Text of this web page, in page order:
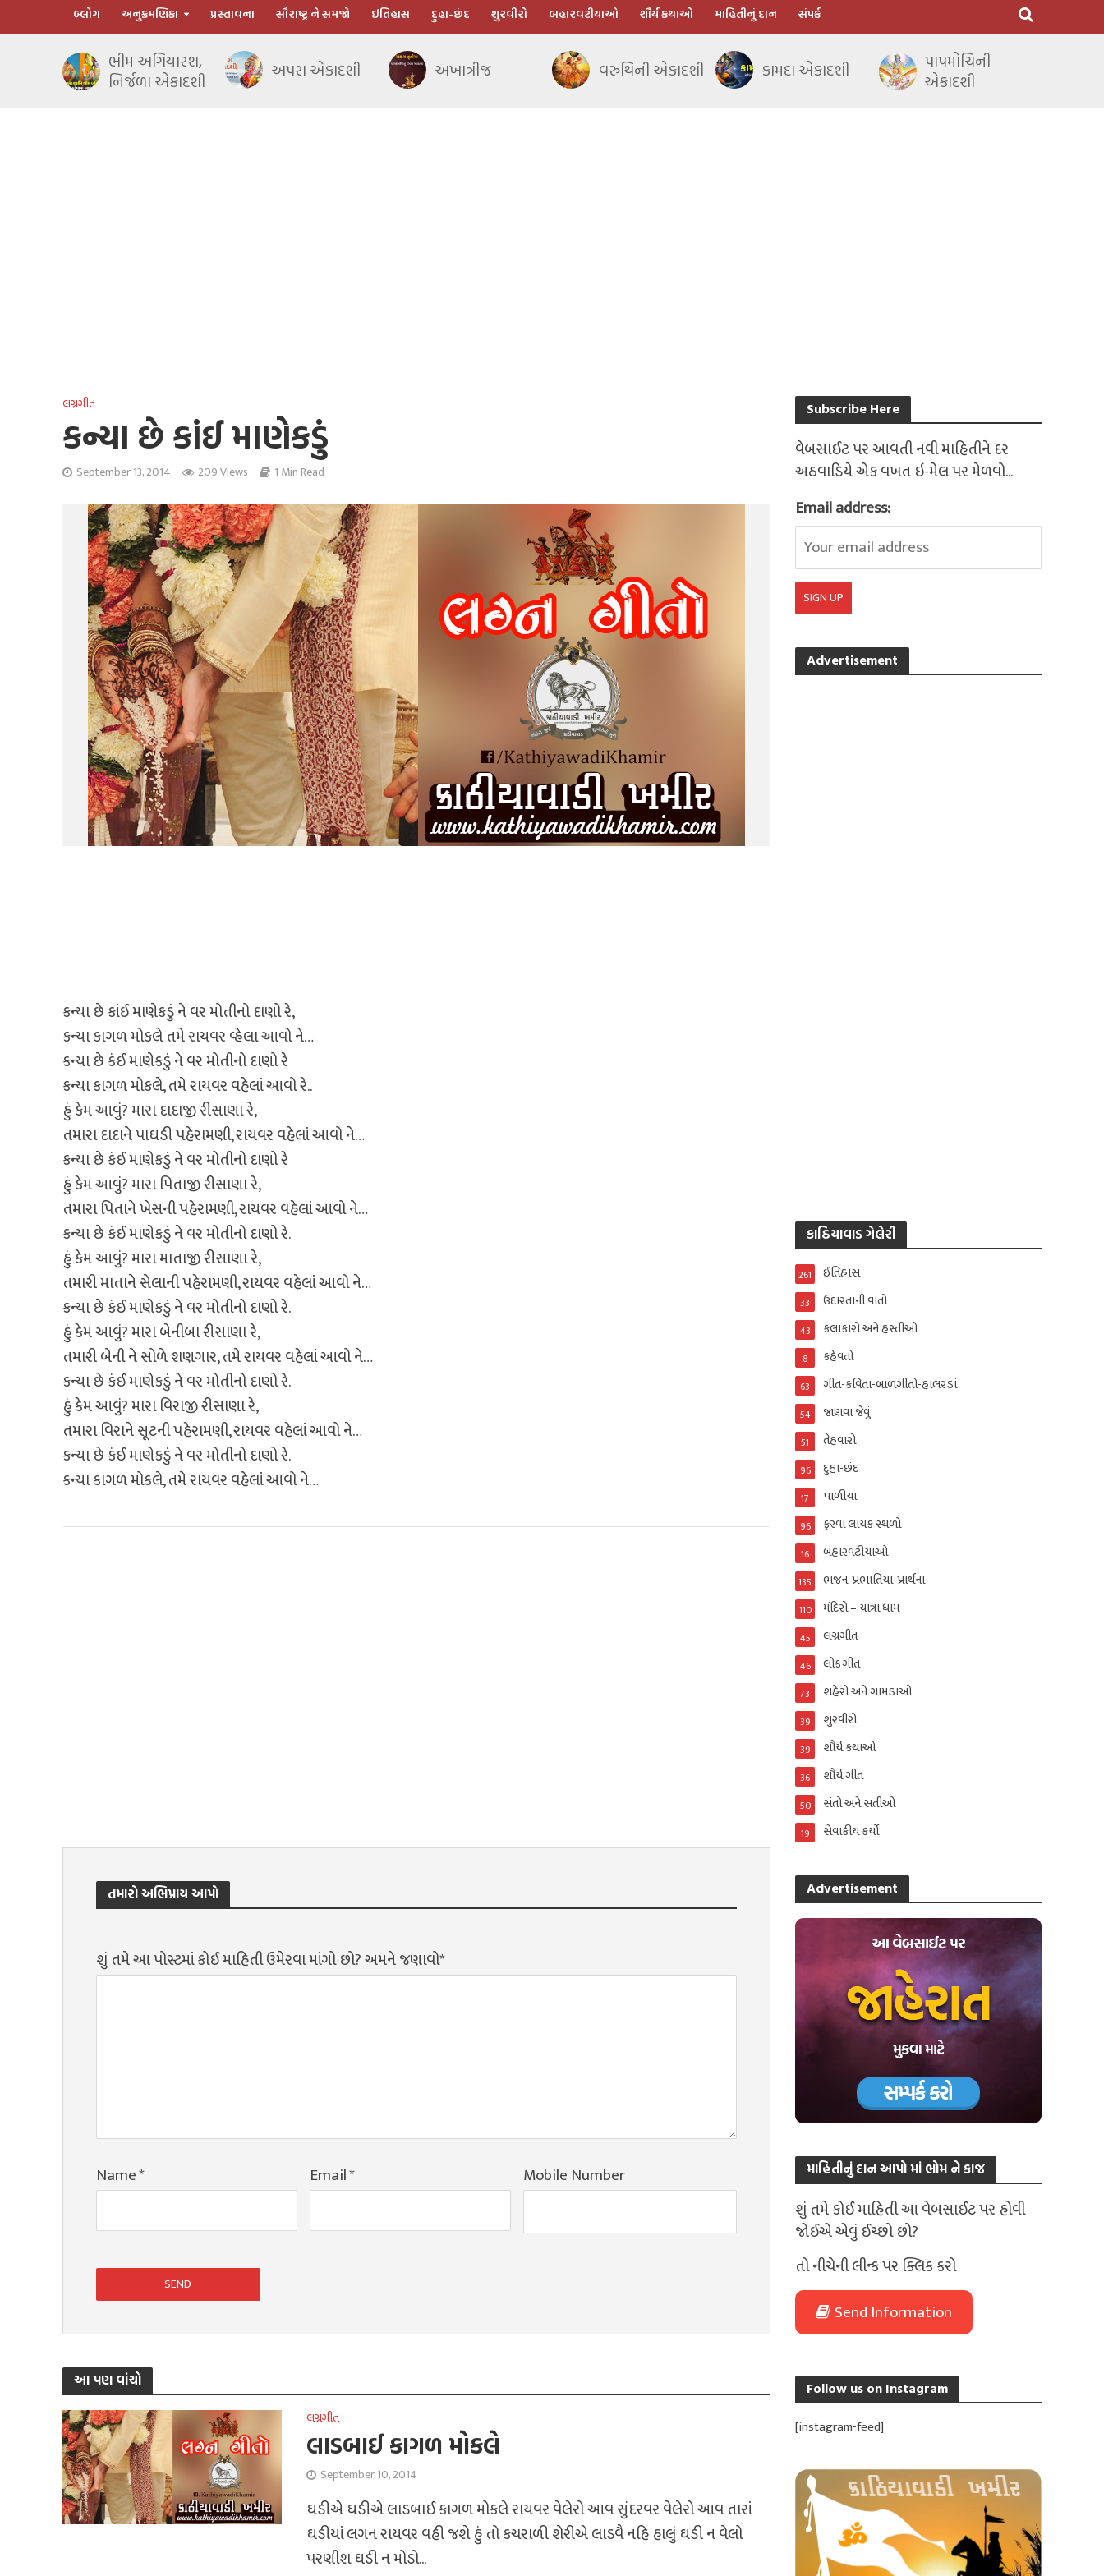
બ્લોગ અનુક્રમણિકા પ્રસ્તાવના સૌરાષ્ટ્ર ને સમજો ઈતિહાસ દુહા-છંદ શુરવીરો બહારવટીયાઓ શૌર્ય કથાઓ માહિતીનું દાન સંપર્ક
ભીમ અગિયારશ,
નિર્જળા એકાદશી
અપરા એકાદશી અખાત્રીજ વરુથિની એકાદશી કામદા એકાદશી
પાપમોચિની
એકાદશી
લગ્નગીત
કન્યા છે કાંઈ માણેકડું
September 13, 2014 209 Views 1 Min Read
કન્યા છે કાંઈ માણેકડું ને વર મોતીનો દાણો રે,
કન્યા કાગળ મોકલે તમે રાયવર વ્હેલા આવો ને…
કન્યા છે કંઈ માણેકડું ને વર મોતીનો દાણો રે
કન્યા કાગળ મોકલે, તમે રાયવર વહેલાં આવો રે..
હું કેમ આવું? મારા દાદાજી રીસાણા રે,
તમારા દાદાને પાઘડી પહેરામણી, રાયવર વહેલાં આવો ને…
કન્યા છે કંઈ માણેકડું ને વર મોતીનો દાણો રે
હું કેમ આવું? મારા પિતાજી રીસાણા રે,
તમારા પિતાને ખેસની પહેરામણી, રાયવર વહેલાં આવો ને…
કન્યા છે કંઈ માણેકડું ને વર મોતીનો દાણો રે.
હું કેમ આવું? મારા માતાજી રીસાણા રે,
તમારી માતાને સેલાની પહેરામણી, રાયવર વહેલાં આવો ને…
કન્યા છે કંઈ માણેકડું ને વર મોતીનો દાણો રે.
હું કેમ આવું? મારા બેનીબા રીસાણા રે,
તમારી બેની ને સોળે શણગાર, તમે રાયવર વહેલાં આવો ને…
કન્યા છે કંઈ માણેકડું ને વર મોતીનો દાણો રે.
હું કેમ આવું? મારા વિરાજી રીસાણા રે,
તમારા વિરાને સૂટની પહેરામણી, રાયવર વહેલાં આવો ને…
કન્યા છે કંઈ માણેકડું ને વર મોતીનો દાણો રે.
કન્યા કાગળ મોકલે, તમે રાયવર વહેલાં આવો ને…
તમારો અભિપ્રાય આપો
શું તમે આ પોસ્ટમાં કોઈ માહિતી ઉમેરવા માંગો છો? અમને જણાવો*
Name* Email* Mobile Number
આ પણ વાંચો
લગ્નગીત
લાડબાઈ કાગળ મોકલે
September 10, 2014
ઘડીએ ઘડીએ લાડબાઈ કાગળ મોકલે રાયવર વેલેરો આવ સુંદરવર વેલેરો આવ તારાં
ઘડીયાં લગન રાયવર વહી જશે હું તો કચરાળી શેરીએ લાડવૈ નહિ હાલું ઘડી ન વેલો
પરણીશ ઘડી ન મોડો...
Subscribe Here
વેબસાઈટ પર આવતી નવી માહિતીને દર
અઠવાડિયે એક વખત ઇ-મેલ પર મેળવો...
Email address:
Advertisement
કાઠિયાવાડ ગેલેરી
ઈતિહાસ
261
ઉદારતાની વાતો
33
કલાકારો અને હસ્તીઓ
43
કહેવતો
8
ગીત-કવિતા-બાળગીતો-હાલરડાં
63
જાણવા જેવું
54
તેહવારો
51
દુહા-છંદ
96
પાળીયા
17
ફરવા લાયક સ્થળો
96
બહારવટીયાઓ
16
ભજન-પ્રભાતિયા-પ્રાર્થના
135
મંદિરો – યાત્રા ધામ
110
લગ્નગીત
45
લોકગીત
46
શહેરો અને ગામડાઓ
73
શુરવીરો
39
શૌર્ય કથાઓ
39
શૌર્ય ગીત
36
સંતો અને સતીઓ
50
સેવાકીય કર્યો
19
Advertisement
માહિતીનું દાન આપો માં ભોમ ને કાજ
શું તમે કોઈ માહિતી આ વેબસાઈટ પર હોવી
જોઈએ એવું ઈચ્છો છો?
તો નીચેની લીન્ક પર ક્લિક કરો
Send Information
Follow us on Instagram
[instagram-feed]